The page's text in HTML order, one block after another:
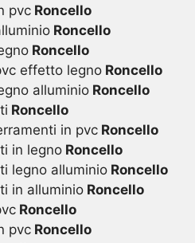
pvcRoncello
Roncello
Roncello
effetto legnoRoncello
alluminioRoncello
Roncello
in pvcRoncello
in legnoRoncello
legno alluminioRoncello
in alluminioRoncello
Roncello
pvcRoncello